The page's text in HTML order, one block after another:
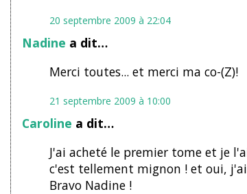
20 septembre 2009 à 22:04
Nadine a dit…
Merci toutes... et merci ma co-(Z)!
21 septembre 2009 à 10:00
Caroline a dit…
J'ai acheté le premier tome et je
c'est tellement mignon ! et oui,
Bravo Nadine !